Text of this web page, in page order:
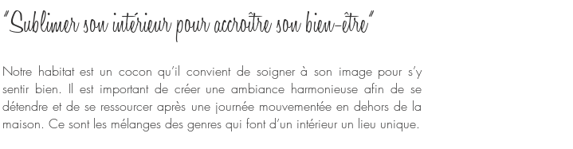
"Sublimer son intérieur pour accroître son bien-être"
Notre habitat est un cocon qu’il convient de soigner à son image pour s’y
sentir bien. Il est important de créer une ambiance harmonieuse afin de se
détendre et de se ressourcer après une journée mouvementée en dehors de la
maison. Ce sont les mélanges des genres qui font d’un intérieur un lieu unique.